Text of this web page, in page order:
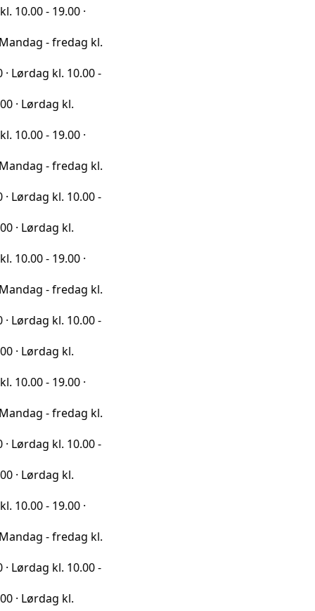
·
fredag kl.
kl. 10.00 -
kl.
·
fredag kl.
kl. 10.00 -
kl.
·
fredag kl.
kl. 10.00 -
kl.
·
fredag kl.
kl. 10.00 -
kl.
·
fredag kl.
kl. 10.00 -
kl.